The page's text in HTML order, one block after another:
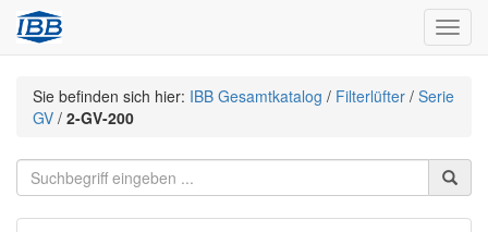
Sie befinden sich hier: IBB Gesamtkatalog / Filterlüfter / Serie
GV / 2-GV-200